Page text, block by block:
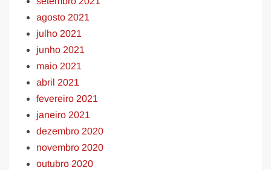
agosto 2021
julho 2021
junho 2021
maio 2021
abril 2021
fevereiro 2021
janeiro 2021
dezembro 2020
novembro 2020
outubro 2020